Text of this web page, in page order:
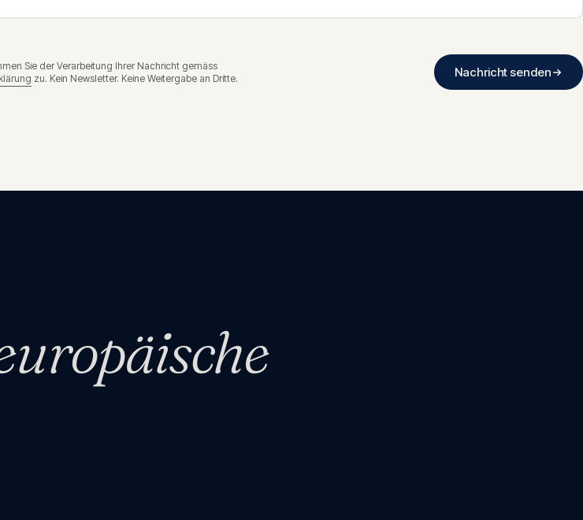
Sie der Verarbeitung Ihrer Nachricht gemäss
zu. Kein Newsletter. Keine Weitergabe an Dritte. Nachricht senden